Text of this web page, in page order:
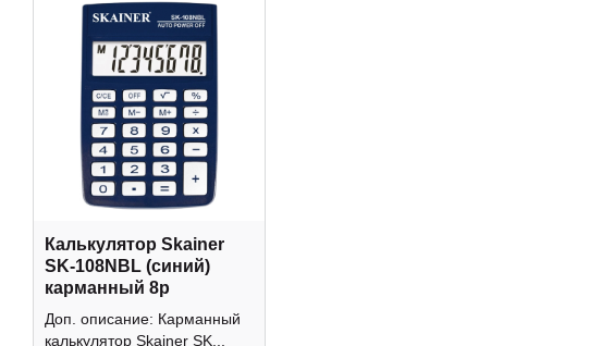
Калькулятор Skainer
SK-108NBL (синий)
карманный 8р
Доп. описание: Карманный
калькулятор Skainer SK...